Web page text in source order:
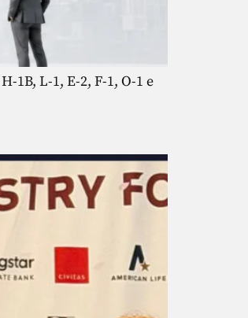
1B, L-1, E-2, F-1, O-1 e